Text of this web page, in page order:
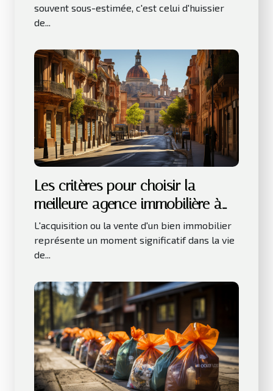
souvent sous-estimée, c'est celui d'huissier
de...
Les critères pour choisir la
meilleure agence immobilière à
Toulouse
L'acquisition ou la vente d'un bien immobilier
représente un moment significatif dans la vie
de...